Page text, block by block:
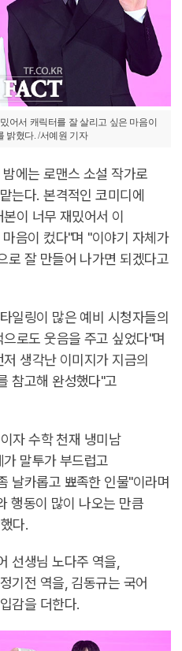
어서 캐릭터를 잘 살리고 싶은 마음이
밝혔다. /서예원 기자
에는 로맨스 소설 작가로
는다. 본격적인 코미디에
이 너무 재밌어서 이
음이 컸다"며 "이야기 자체가
로 잘 만들어 나가면 되겠다고
일링이 많은 예비 시청자들의
로도 웃음을 주고 싶었다"며
생각난 이미지가 지금의
참고해 완성했다"고
자 수학 천재 냉미남
말투가 부드럽고
날카롭고 뾰족한 인물"이라며
행동이 많이 나오는 만큼
다.
선생님 노다주 역을,
기전 역을, 김동규는 국어
감을 더한다.